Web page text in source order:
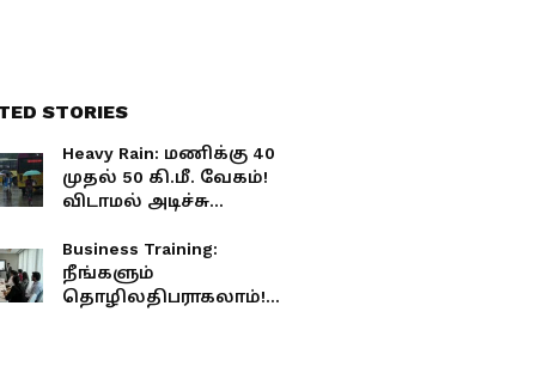
STORIES
Heavy Rain: மணிக்கு 40
முதல் 50 கி.மீ. வேகம்!
விடாமல் அடிச்சு
கோவை, சென்னையின்
நிலை என்ன?
Business Training:
நீங்களும்
தொழிலதிபராகலாம்!